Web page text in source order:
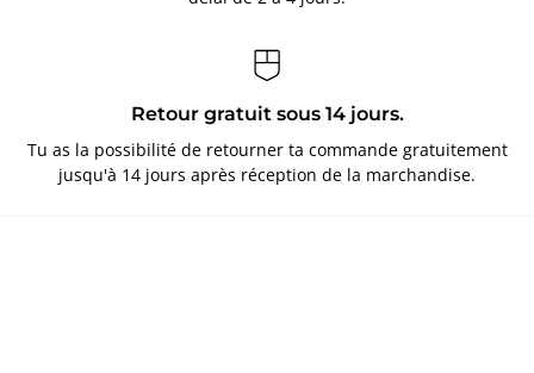
Retour gratuit sous 14 jours.
Tu as la possibilité de retourner ta commande gratuitement
jusqu'à 14 jours après réception de la marchandise.